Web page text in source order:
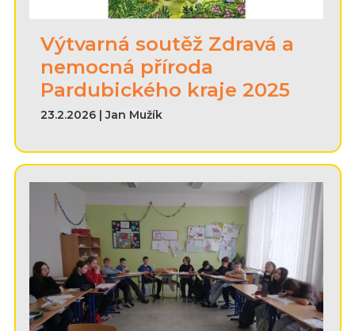
Výtvarná soutěž Zdravá a
nemocná příroda
Pardubického kraje 2025
23.2.2026 | Jan Mužík